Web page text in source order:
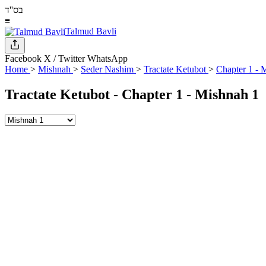
בס''ד
≡
Talmud Bavli
Facebook X / TwitterWhatsApp
Home > Mishnah > Seder Nashim > Tractate Ketubot > Chapter 1 -
Tractate Ketubot - Chapter 1 - Mishnah 1